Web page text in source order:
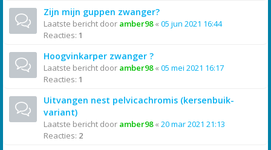
Zijn mijn guppen zwanger?
Laatste bericht door amber98« 05 jun 2021 16:44
Reacties: 1
Hoogvinkarper zwanger ?
Laatste bericht door amber98« 05 mei 2021 16:17
Reacties: 1
Uitvangen nest pelvicachromis (kersenbuik-
variant)
Laatste bericht door amber98« 20 mar 2021 21:13
Reacties: 2